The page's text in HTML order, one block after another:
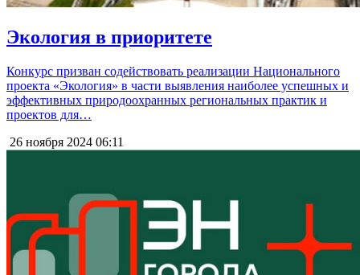
Экология в приоритете
Конкурс призван содействовать реализации Национального
проекта «Экология» в части выявления наиболее успешных и
эффективных природоохранных региональных практик и
проектов для…
26 ноября 2024 06:11